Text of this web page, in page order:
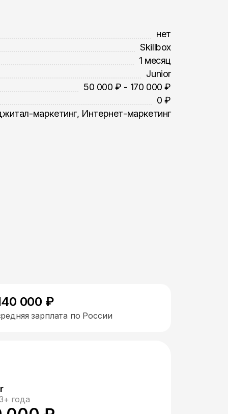
нет
Skillbox
1 месяц
Junior
50 000 ₽ - 170 000 ₽
0 ₽
маркетинг, Интернет-маркетинг
000 ₽
зарплата по России
года